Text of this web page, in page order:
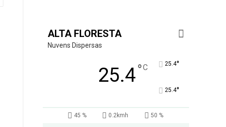
ALTA FLORESTA
Nuvens Dispersas
25.4°C 25.4°
25.4°
45 % 0.2kmh 50 %